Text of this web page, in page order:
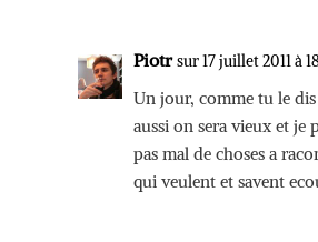
Piotr sur 17 juillet 2011 à
Un jour, comme tu le
aussi on sera vieux et je
pas mal de choses a
qui veulent et savent